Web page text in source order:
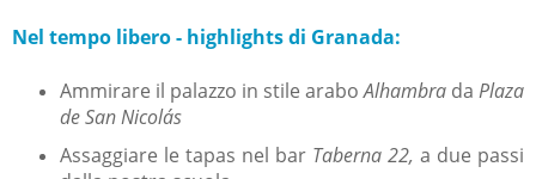
Nel tempo libero - highlights di Granada:
Ammirare il palazzo in stile araboAlhambra da Plaza
de San Nicolás
Assaggiare le tapas nel bar Taberna 22, a due passi